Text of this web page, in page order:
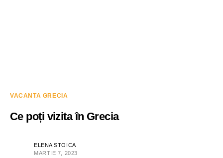
VACANTA GRECIA
Ce poți vizita în Grecia
ELENA STOICA
MARTIE 7, 2023